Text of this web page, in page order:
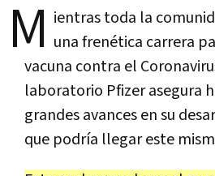
M ientras toda la
una frenética carrera
vacuna contra el
laboratorio Pfizer asegura
grandes avances en su
que podría llegar este